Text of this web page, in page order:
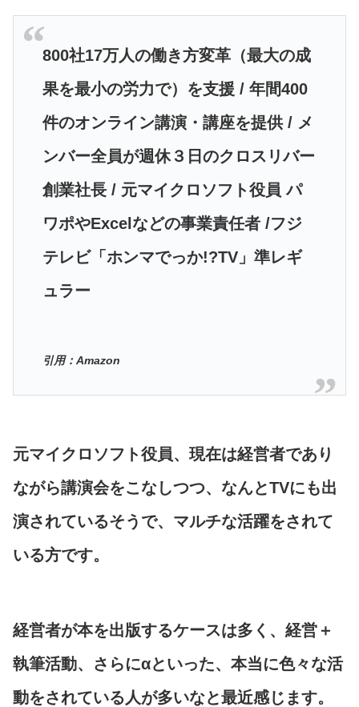
800社17万人の働き方変革（最大の成
果を最小の労力で）を支援 / 年間400
件のオンライン講演・講座を提供 / メ
ンバー全員が週休３日のクロスリバー
創業社長 / 元マイクロソフト役員 パ
ワポやExcelなどの事業責任者 /フジ
テレビ「ホンマでっか!?TV」準レギ
ュラー
引用：Amazon
元マイクロソフト役員、現在は経営者であり
ながら講演会をこなしつつ、なんとTVにも出
演されているそうで、マルチな活躍をされて
いる方です。
経営者が本を出版するケースは多く、経営＋
執筆活動、さらにαといった、本当に色々な活
動をされている人が多いなと最近感じます。